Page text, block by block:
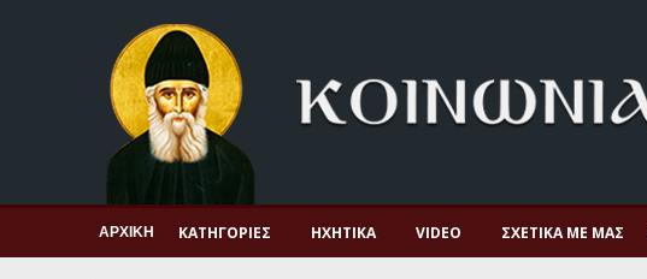
Πνευματική ζωή
Μαρτυρία και διδαχή
Λατρεία και προσευχή
Αγιολόγιο – Εορτολόγιο
ΑΡΧΙΚΉ ΚΑΤΗΓΟΡΊΕΣ ΗΧΗΤΙΚΆ VIDEO ΣΧΕΤΙΚΆ ΜΕ ΜΑΣ